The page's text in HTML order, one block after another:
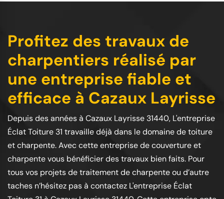
Profitez des travaux de
charpentiers réalisé par
une entreprise fiable et
efficace à Cazaux Layrisse
Depuis des années à Cazaux Layrisse 31440, L'entreprise
Éclat Toiture 31 travaille déjà dans le domaine de toiture
et charpente. Avec cette entreprise de couverture et
charpente vous bénéficier des travaux bien faits. Pour
tous vos projets de traitement de charpente ou d’autre
taches n’hésitez pas à contactez L'entreprise Éclat